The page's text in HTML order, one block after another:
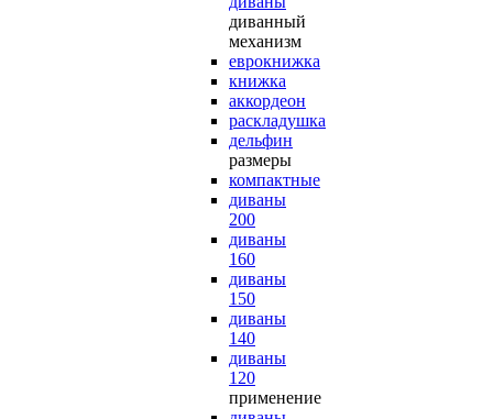
диванный
механизм
еврокнижка
книжка
аккордеон
раскладушка
дельфин
размеры
компактные
диваны
200
диваны
160
диваны
150
диваны
140
диваны
120
применение